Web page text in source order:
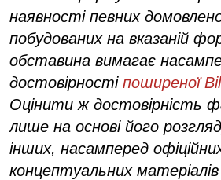
наявності певних
побудованих на вказаній
обставина вимагає
достовірності поширеної
Оцінити ж достовірність
лише на основі його
інших, насамперед
концептуальних